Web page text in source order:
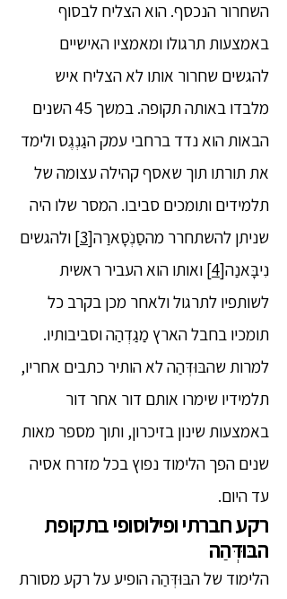
השחרור הנכסף. הוא הצליח לבסוף
באמצעות תרגולו ומאמציו האישיים
להגשים שחרור אותו לא הצליח איש
מלבדו באותה תקופה. במשך 45 השנים
הבאות הוא נדד ברחבי עמק הגַנְגֶס ולימד
את תורתו תוך שאסף קהילה עצומה של
תלמידים ותומכים סביבו. המסר שלו היה
שניתן להשתחרר מהסַנְֹסָארַה[3]
ולהגשים
נִיבָּאנַה[4]
ואותו הוא העביר ראשית
לשותפיו לתרגול ולאחר מכן בקרב כל
תומכיו בחבל הארץ מַגַדְהַה וסביבותיו.
למרות שהבּוּדְּהַה לא הותיר כתבים אחריו,
תלמידיו שימרו אותם דור אחר דור
באמצעות שינון בזיכרון, ותוך מספר מאות
שנים הפך הלימוד נפוץ בכל מזרח אסיה
עד היום.
רקע חברתי ופילוסופי בתקופת
הבּוּדְּהַה
הלימוד של הבּוּדְּהַה הופיע על רקע מסורת